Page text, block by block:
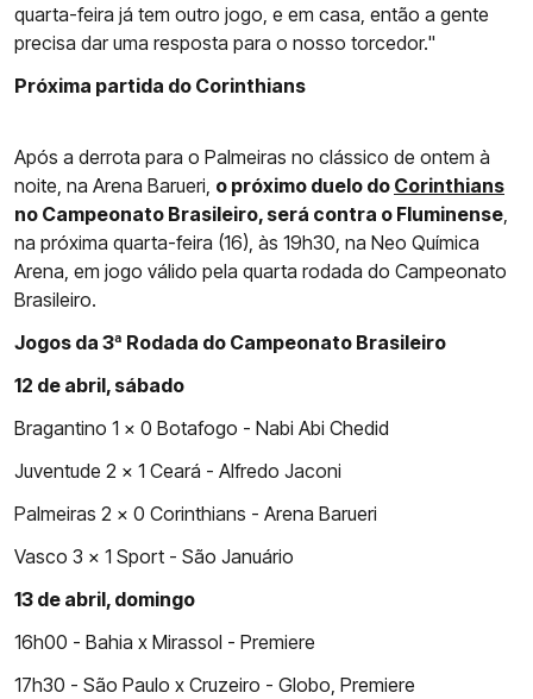
quarta-feira já tem outro jogo, e em casa, então a gente
precisa dar uma resposta para o nosso torcedor."
Próxima partida do Corinthians
Após a derrota para o Palmeiras no clássico de ontem à
noite, na Arena Barueri, o próximo duelo do Corinthians
no Campeonato Brasileiro, será contra o Fluminense,
na próxima quarta-feira (16), às 19h30, na Neo Química
Arena, em jogo válido pela quarta rodada do Campeonato
Brasileiro.
Jogos da 3ª Rodada do Campeonato Brasileiro
12 de abril, sábado
Bragantino 1 x 0 Botafogo - Nabi Abi Chedid
Juventude 2 x 1 Ceará - Alfredo Jaconi
Palmeiras 2 x 0 Corinthians - Arena Barueri
Vasco 3 x 1 Sport - São Januário
13 de abril, domingo
16h00 - Bahia x Mirassol - Premiere
17h30 - São Paulo x Cruzeiro - Globo, Premiere ​